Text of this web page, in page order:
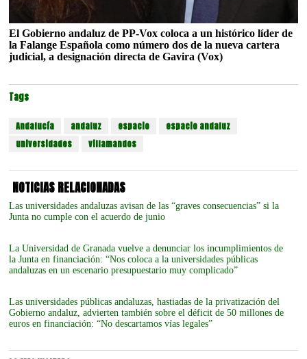
El Gobierno andaluz de PP-Vox coloca a un histórico líder de
la Falange Española como número dos de la nueva cartera
judicial, a designación directa de Gavira (Vox)
Tags
Andalucía andaluz espacio
espacio andaluz
universidades
villamandos
NOTICIAS RELACIONADAS
Las universidades andaluzas avisan de las “graves consecuencias” si la
Junta no cumple con el acuerdo de junio
La Universidad de Granada vuelve a denunciar los incumplimientos de
la Junta en financiación: “Nos coloca a la universidades públicas
andaluzas en un escenario presupuestario muy complicado”
Las universidades públicas andaluzas, hastiadas de la privatización del
Gobierno andaluz, advierten también sobre el déficit de 50 millones de
euros en financiación: “No descartamos vías legales”